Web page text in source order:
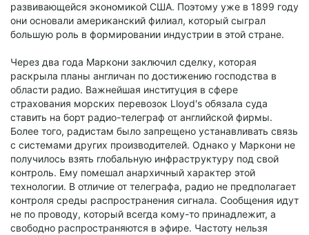
развивающейся экономикой США. Поэтому уже в 1899 году
они основали американский филиал, который сыграл
большую роль в формировании индустрии в этой стране.
Через два года Маркони заключил сделку, которая
раскрыла планы англичан по достижению господства в
области радио. Важнейшая институция в сфере
страхования морских перевозок Lloyd's обязала суда
ставить на борт радио-телеграф от английской фирмы.
Более того, радистам было запрещено устанавливать связь
с системами других производителей. Однако у Маркони не
получилось взять глобальную инфраструктуру под свой
контроль. Ему помешал анархичный характер этой
технологии. В отличие от телеграфа, радио не предполагает
контроля среды распространения сигнала. Сообщения идут
не по проводу, который всегда кому-то принадлежит, а
свободно распространяются в эфире. Частоту нельзя